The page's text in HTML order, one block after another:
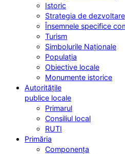
Istoric
Strategia de dezvoltare
Însemnele specifice
Turism
Simbolurile Naționale
Populația
Obiective locale
Monumente istorice
Autoritățile
publice locale
Primarul
Consiliul local
RUTI
Primăria
Componența